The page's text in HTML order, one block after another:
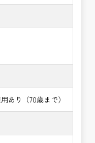
あり（70歳まで）